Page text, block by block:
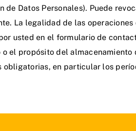
Datos Personales). Puede
La legalidad de las
usted en el formulario de
el propósito del
en particular los